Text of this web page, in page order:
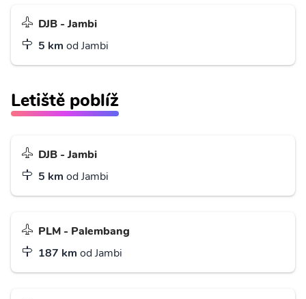
DJB - Jambi
5 km od Jambi
Letiště poblíž
DJB - Jambi
5 km od Jambi
PLM - Palembang
187 km od Jambi